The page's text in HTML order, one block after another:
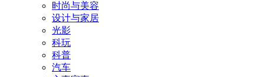
时尚与美容
设计与家居
光影
科玩
科普
汽车